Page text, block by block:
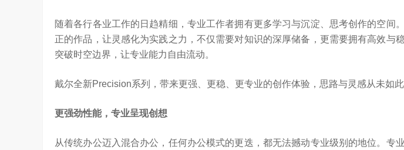
随着各行各业工作的日趋精细，专业工作者拥有更多学习与沉淀、思考创作的空间
正的作品，让灵感化为实践之力，不仅需要对知识的深厚储备，更需要拥有高效与
突破时空边界，让专业能力自由流动。
戴尔全新Precision系列，带来更强、更稳、更专业的创作体验，思路与灵感从未如此
更强劲性能，专业呈现创想
从传统办公迈入混合办公，任何办公模式的更迭，都无法撼动专业级别的地位。专